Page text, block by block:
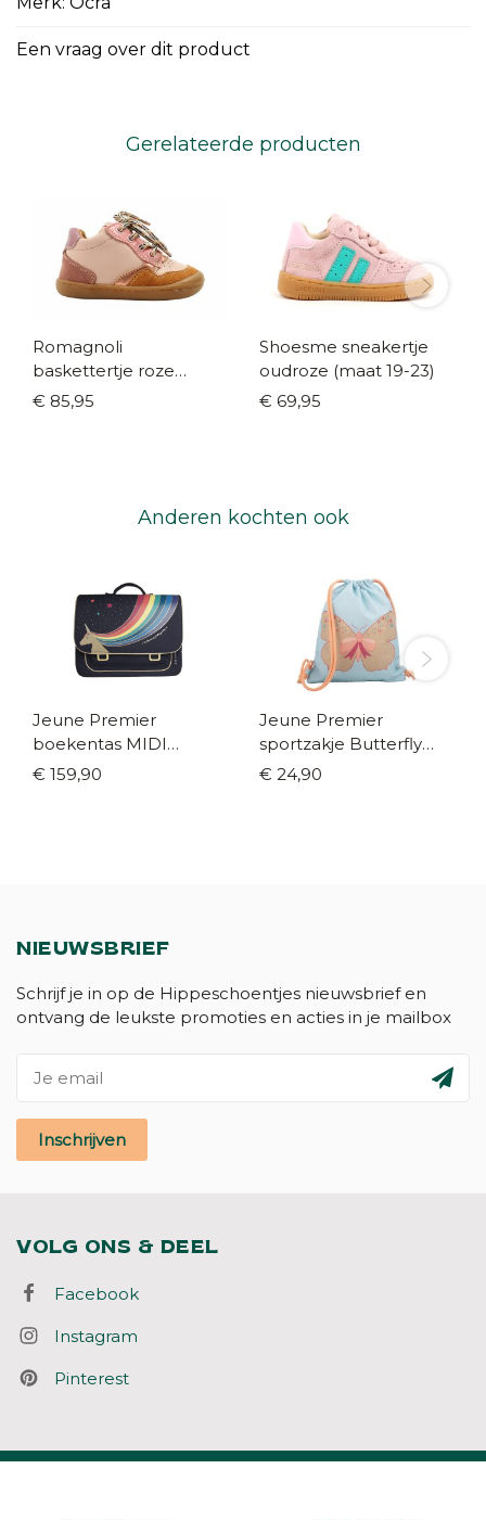
Een vraag over dit product
Gerelateerde producten
Romagnoli
baskettertje roze
multicolor (maat 18-22)
€ 85,95
Shoesme sneakertje
oudroze (maat 19-23)
€ 69,95
Anderen kochten ook
Jeune Premier
boekentas MIDI
Unicorn gold
€ 159,90
Jeune Premier
sportzakje Butterfly
gold
€ 24,90
NIEUWSBRIEF
Schrijf je in op de Hippeschoentjes nieuwsbrief en
ontvang de leukste promoties en acties in je mailbox
Inschrijven
VOLG ONS & DEEL
Facebook
Instagram
Pinterest